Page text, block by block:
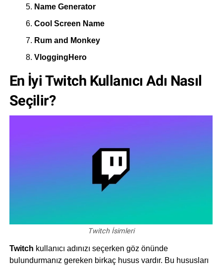
Name Generator
Cool Screen Name
Rum and Monkey
VloggingHero
En İyi Twitch Kullanıcı Adı Nasıl
Seçilir?
Twitch İsimleri
Twitch kullanıcı adınızı seçerken göz önünde
bulundurmanız gereken birkaç husus vardır. Bu hususları